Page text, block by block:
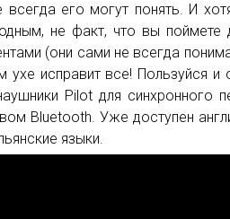
всегда его могут понять. И
не факт, что вы поймете
(они сами не всегда
ухе исправит все! Пользуйся
Pilot для синхронного
Bluetooth. Уже доступен
языки.